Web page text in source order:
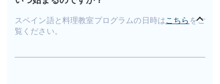
スペイン語と料理教室プログラムの日時はこちら をご
覧ください。